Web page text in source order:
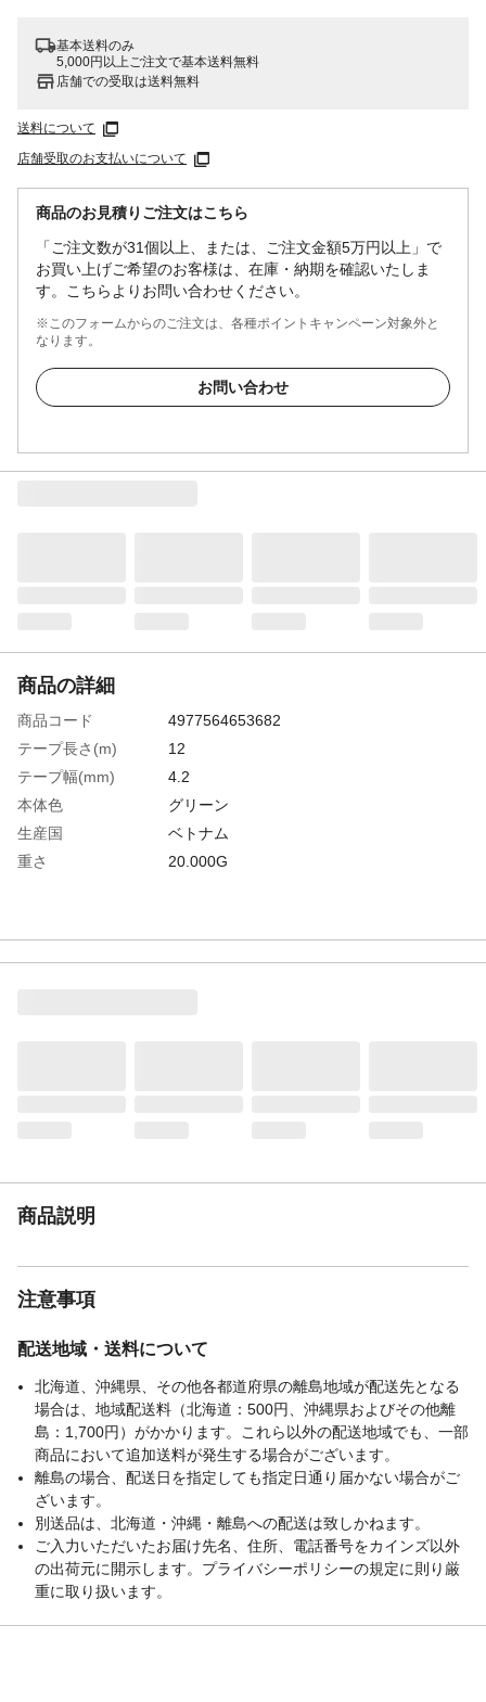
基本送料のみ
5,000円以上ご注文で基本送料無料
店舗での受取は送料無料
送料について
店舗受取のお支払いについて
商品のお見積りご注文はこちら
「ご注文数が31個以上、または、ご注文金額5万円以上」で
お買い上げご希望のお客様は、在庫・納期を確認いたしま
す。こちらよりお問い合わせください。
※このフォームからのご注文は、各種ポイントキャンペーン対象外と
なります。
お問い合わせ
商品の詳細
商品コード
4977564653682
テープ長さ(m)
12
テープ幅(mm)
4.2
本体色
グリーン
生産国
ベトナム
重さ
20.000G
商品説明
注意事項
配送地域・送料について
北海道、沖縄県、その他各都道府県の離島地域が配送先となる
場合は、地域配送料（北海道：500円、沖縄県およびその他離
島：1,700円）がかかります。これら以外の配送地域でも、一部
商品において追加送料が発生する場合がございます。
離島の場合、配送日を指定しても指定日通り届かない場合がご
ざいます。
別送品は、北海道・沖縄・離島への配送は致しかねます。
ご入力いただいたお届け先名、住所、電話番号をカインズ以外
の出荷元に開示します。プライバシーポリシーの規定に則り厳
重に取り扱います。